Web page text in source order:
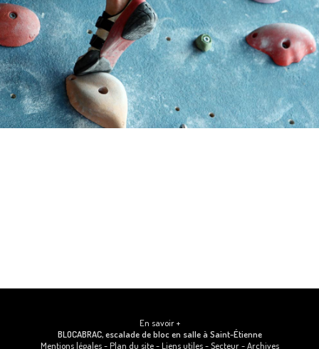
En savoir +
BLOCABRAC, escalade de bloc en salleà Saint-Étienne
Mentions légales-Plan du site-Liens utiles-Secteur-Archives